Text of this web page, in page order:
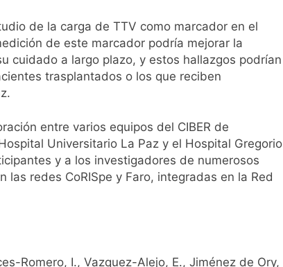
de la carga de TTV como marcador en el
de este marcador podría mejorar la
cuidado a largo plazo, y estos hallazgos podrían
trasplantados o los que reciben
entre varios equipos del CIBER de
Universitario La Paz y el Hospital Gregorio
y a los investigadores de numerosos
redes CoRISpe y Faro, integradas en la Red
Romero, I., Vazquez-Alejo, E., Jiménez de Ory,